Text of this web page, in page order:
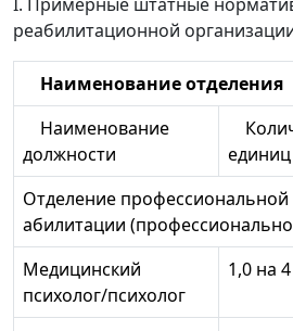
I. Примерные штатные
реабилитационной
Наименование отделения
Наименование
должности
единиц
Отделение
абилитации
Медицинский
психолог/психолог
1,0 на